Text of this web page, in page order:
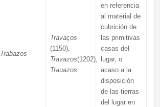
Trabazos
Travaços
(1150),
Travazos(1202),
Trauazos
en referencia
al material de
cubrición de
las primitivas
casas del
lugar, o
acaso a la
disposición
de las tierras
del lugar en